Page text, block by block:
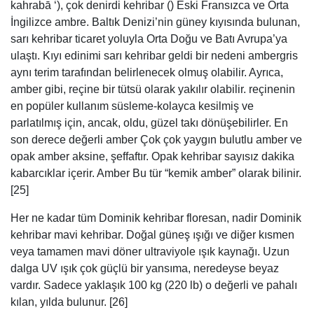
son derece değerli amber Çok çok yaygın bulutlu amber ve
opak amber aksine, şeffaftır. Opak kehribar sayısız dakika
kabarcıklar içerir. Amber Bu tür “kemik amber” olarak bilinir.
[25]
Her ne kadar tüm Dominik kehribar floresan, nadir Dominik
kehribar mavi kehribar. Doğal güneş ışığı ve diğer kısmen
veya tamamen mavi döner ultraviyole ışık kaynağı. Uzun
dalga UV ışık çok güçlü bir yansıma, neredeyse beyaz
vardır. Sadece yaklaşık 100 kg (220 lb) o değerli ve pahalı
kılan, yılda bulunur. [26]
ağaçlar kanal ve haznesinden dönen gibi,. [21] ağaç
yüzeyi üzerine yayan ek olarak, sarı reçine aynı zamanda,
başlangıçta boş aktı düşünülmektedir ağaçların içinde
boşluklar ya da çatlaklar, böylece düzensiz formun amber
büyük topaklar gelişmesine yol açar.